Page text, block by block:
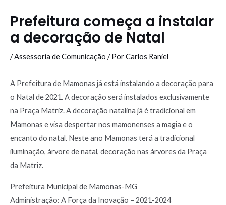
Prefeitura começa a instalar
a decoração de Natal
/Assessoria de Comunicação / PorCarlos Raniel
A Prefeitura de Mamonas já está instalando a decoração para
o Natal de 2021. A decoração será instalados exclusivamente
na Praça Matriz. A decoração natalina já é tradicional em
Mamonas e visa despertar nos mamonenses a magia e o
encanto do natal. Neste ano Mamonas terá a tradicional
iluminação, árvore de natal, decoração nas árvores da Praça
da Matriz.
Prefeitura Municipal de Mamonas-MG
Administração: A Força da Inovação – 2021-2024